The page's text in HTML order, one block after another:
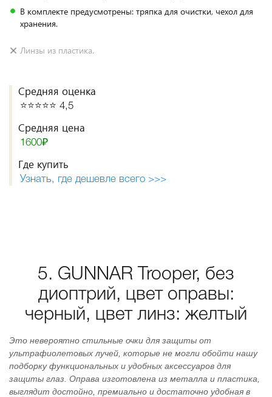
В комплекте предусмотрены: тряпка для очистки, чехол для
хранения.
Линзы из пластика.
Средняя оценка
⭐️⭐️⭐️⭐️⭐️ 4,5
Средняя цена
1600₽
Где купить
Узнать, где дешевле всего >>>
5. GUNNAR Trooper, без
диоптрий, цвет оправы:
черный, цвет линз: желтый
Это невероятно стильные очки для защиты от
ультрафиолетовых лучей, которые не могли обойти нашу
подборку функциональных и удобных аксессуаров для
защиты глаз. Оправа изготовлена из металла и пластика,
выглядит достойно, премиально и достаточно удобная в